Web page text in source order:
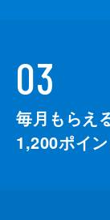
03
毎月もらえ
1,200ポイン